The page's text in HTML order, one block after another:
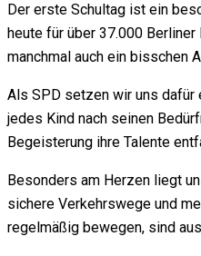
Der erste Schultag ist ein
heute für über 37.000
manchmal auch ein bisschen
Als SPD setzen wir uns dafür
jedes Kind nach seinen
Begeisterung ihre Talente
Besonders am Herzen liegt
sichere Verkehrswege und
regelmäßig bewegen, sind